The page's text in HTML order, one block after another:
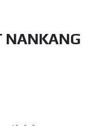
NANKANG